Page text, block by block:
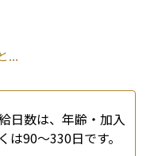
...
日数は、年齢・加入
90〜330日です。